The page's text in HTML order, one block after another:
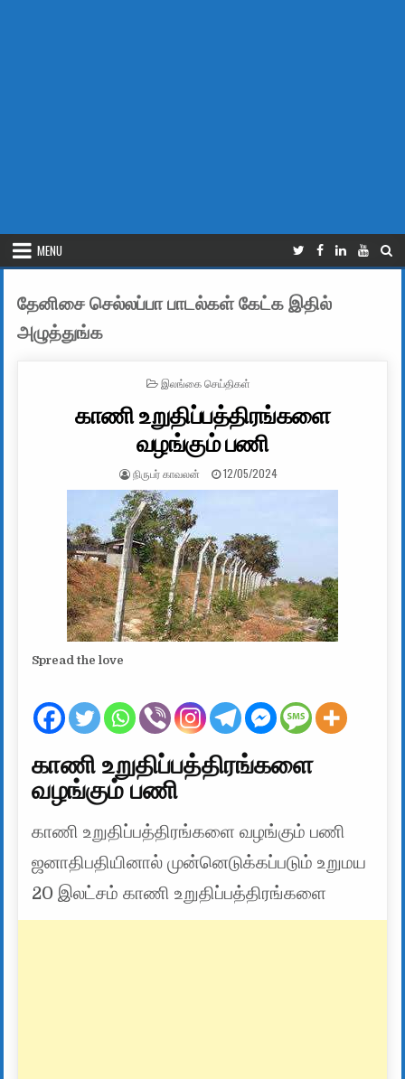
MENU
தேனிசை செல்லப்பா பாடல்கள் கேட்க இதில்
அழுத்துங்க
POSTED IN
இலங்கை செய்திகள்
காணி உறுதிப்பத்திரங்களை
வழங்கும் பணி
AUTHOR:
நிருபர் காவலன் PUBLISHED DATE:
12/05/2024
Spread the love
காணி உறுதிப்பத்திரங்களை
வழங்கும் பணி
காணி உறுதிப்பத்திரங்களை வழங்கும் பணி
ஜனாதிபதியினால் முன்னெடுக்கப்படும் உறுமய
20 இலட்சம் காணி உறுதிப்பத்திரங்களை